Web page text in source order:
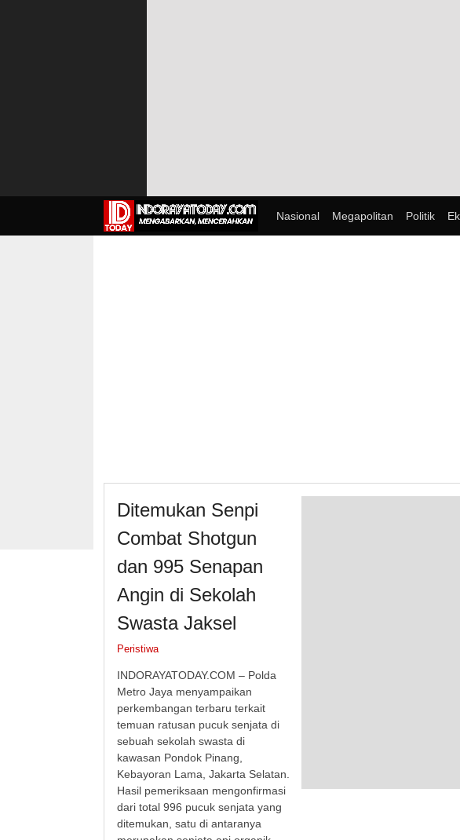
Nasional Megapolitan Politik
Ditemukan Senpi
Combat Shotgun
dan 995 Senapan
Angin di Sekolah
Swasta Jaksel
Peristiwa
INDORAYATODAY.COM – Polda
Metro Jaya menyampaikan
perkembangan terbaru terkait
temuan ratusan pucuk senjata di
sebuah sekolah swasta di
kawasan Pondok Pinang,
Kebayoran Lama, Jakarta Selatan.
Hasil pemeriksaan mengonfirmasi
dari total 996 pucuk senjata yang
ditemukan, satu di antaranya